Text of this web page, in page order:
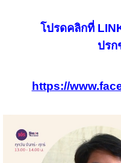
โปรดคลิกที่
ปรก
https://